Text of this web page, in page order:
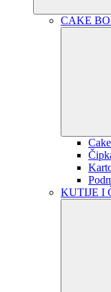
CAKE
KUTIJE I